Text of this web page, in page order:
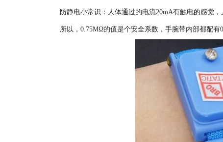
防静电小常识：人体通过的电流20mA有触电的感觉
所以，0.75MΩ的值是个安全系数，手腕带内部都配有